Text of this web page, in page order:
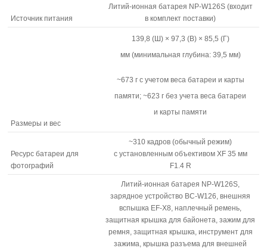
Источник питания
Литий-ионная батарея NP-W126S (входит
в комплект поставки)
Размеры и вес
139,8 (Ш) × 97,3 (В) × 85,5 (Г)
мм (минимальная глубина: 39,5 мм)
~673 г с учетом веса батареи и карты
памяти; ~623 г без учета веса батареи
и карты памяти
Ресурс батареи для
фотографий
~310 кадров (обычный режим)
с установленным объективом XF 35 мм
F1.4 R
Литий-ионная батарея NP-W126S,
зарядное устройство BC-W126, внешняя
вспышка EF-X8, наплечный ремень,
защитная крышка для байонета, зажим для
ремня, защитная крышка, инструмент для
зажима, крышка разъема для внешней